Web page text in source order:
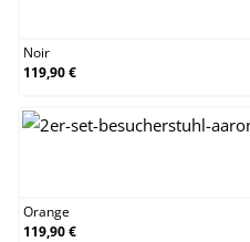
Noir
119,90 €
Orange
119,90 €